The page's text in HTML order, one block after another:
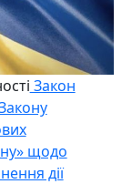
Закон
щодо
дії